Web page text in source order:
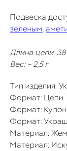
Подвеска
зеленым,
Длина цепи:
Вес: ~ 2,5 г
Тип изделия:
Формат: Цепи
Формат:
Формат:
Материал:
Материал: